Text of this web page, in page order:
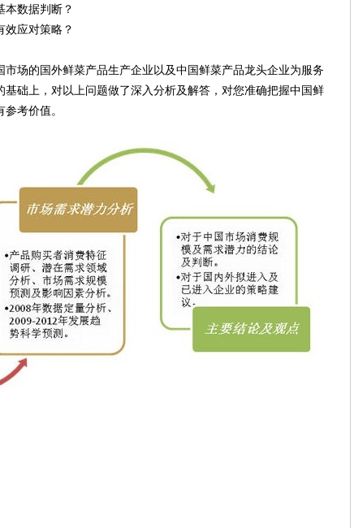
数据判断？
应对策略？
的国外鲜菜产品生产企业以及中国鲜菜产品龙头企业为服务
础上，对以上问题做了深入分析及解答，对您准确把握中国鲜
考价值。